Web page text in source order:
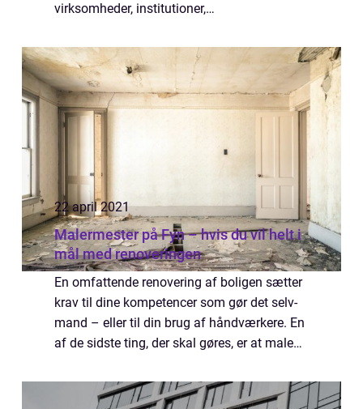
virksomheder, institutioner,
kan nemlig kræve lidt ekstra, når der skal
holdes øje med ener...
22 april 2021
Malermester på Fyn – hvis du vil helt i
mål med renoveringen
En omfattende renovering af boligen sætter
krav til dine kompetencer som gør det selv-
mand – eller til din brug af håndværkere. En
af de sidste ting, der skal gøres, er at male
om du skal gøre det selv eller ...